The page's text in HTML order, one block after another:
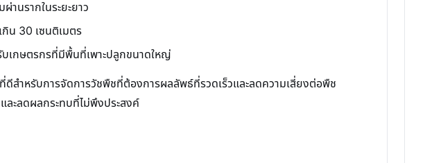
านรากในระยะยาว
น 30 เซนติเมตร
เกษตรกรที่มีพื้นที่เพาะปลูกขนาดใหญ่
สำหรับการจัดการวัชพืชที่ต้องการผลลัพธ์ที่รวดเร็วและลดความเสี่ยงต่อพืช
ละลดผลกระทบที่ไม่พึงประสงค์